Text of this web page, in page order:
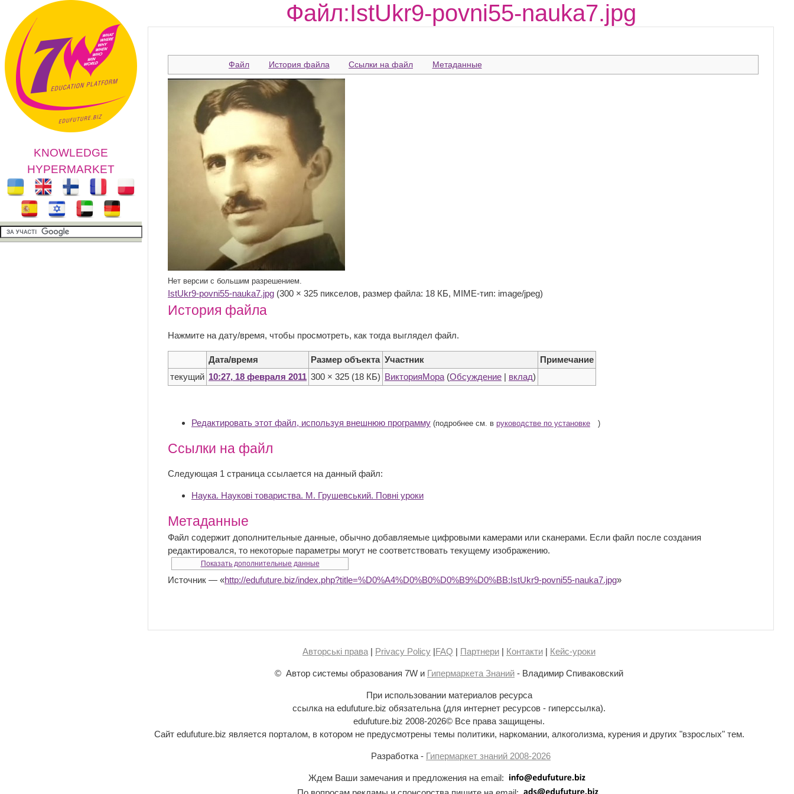
KNOWLEDGE
HYPERMARKET
Файл:IstUkr9-povni55-nauka7.jpg
Файл История файла Ссылки на файл Метаданные
Нет версии с большим разрешением.
IstUkr9-povni55-nauka7.jpg ‎ (300 × 325 пикселов, размер файла: 18 КБ, MIME-тип: image/jpeg)
История файла
Нажмите на дату/время, чтобы просмотреть, как тогда выглядел файл.
Дата/время Размер объекта Участник
Примечание
текущий 10:27, 18 февраля 2011 300 × 325 (18 КБ) ВикторияМора (Обсуждение | вклад)
Редактировать этот файл, используя внешнюю программу (подробнее см. в руководстве по установке )
Ссылки на файл
Следующая 1 страница ссылается на данный файл:
Наука. Наукові товариства. М. Грушевський. Повні уроки
Метаданные
Файл содержит дополнительные данные, обычно добавляемые цифровыми камерами или сканерами. Если файл после создания
редактировался, то некоторые параметры могут не соответствовать текущему изображению.
Показать дополнительные данные
Источник — «http://edufuture.biz/index.php?title=%D0%A4%D0%B0%D0%B9%D0%BB:IstUkr9-povni55-nauka7.jpg»
Авторські права | Privacy Policy |FAQ | Партнери | Контакти | Кейс-уроки
© Автор системы образования 7W и Гипермаркета Знаний - Владимир Спиваковский
При использовании материалов ресурса
ссылка на edufuture.biz обязательна (для интернет ресурсов - гиперссылка).
edufuture.biz 2008-2026© Все права защищены.
Сайт edufuture.biz является порталом, в котором не предусмотрены темы политики, наркомании, алкоголизма, курения и других "взрослых" тем.
Разработка - Гипермаркет знаний 2008-2026
Ждем Ваши замечания и предложения на email: